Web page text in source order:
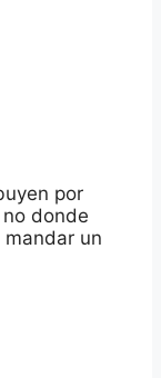
por
donde
un